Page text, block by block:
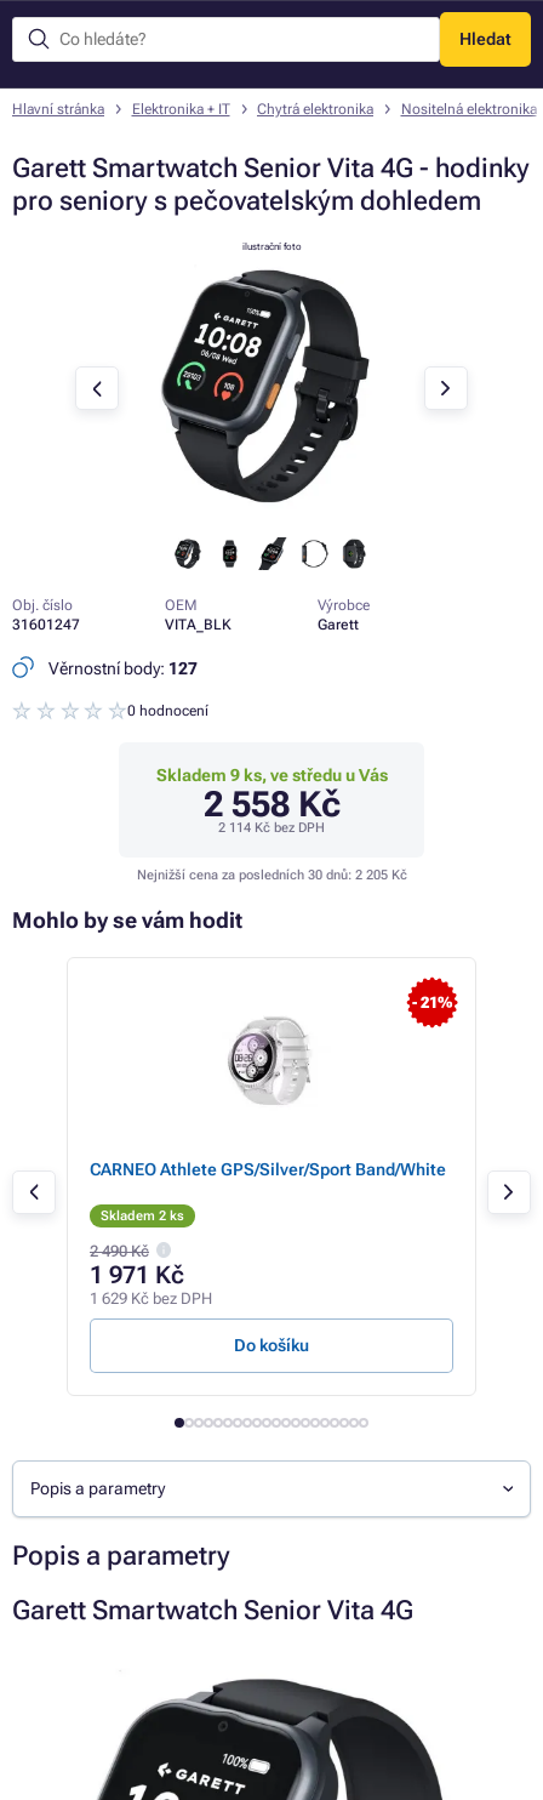
Hledat
Menu
Hlavní stránka Elektronika + IT Chytrá elektronika Nositelná elektronika
Garett Smartwatch Senior Vita 4G - hodinky
pro seniory s pečovatelským dohledem
ilustrační foto
Obj. číslo
31601247
OEM
VITA_BLK
Výrobce
Garett
Věrnostní body: 127
0 hodnocení
Skladem 9 ks, ve středu u Vás
2 558 Kč
2 114 Kč bez DPH
Nejnižší cena za posledních 30 dnů: 2 205 Kč
Mohlo by se vám hodit
- 21%
CARNEO Athlete GPS/Silver/Sport Band/White
Skladem 2 ks
2 490 Kč
1 971 Kč
1 629 Kč bez DPH
Do košíku
Popis a parametry
Popis a parametry
Garett Smartwatch Senior Vita 4G